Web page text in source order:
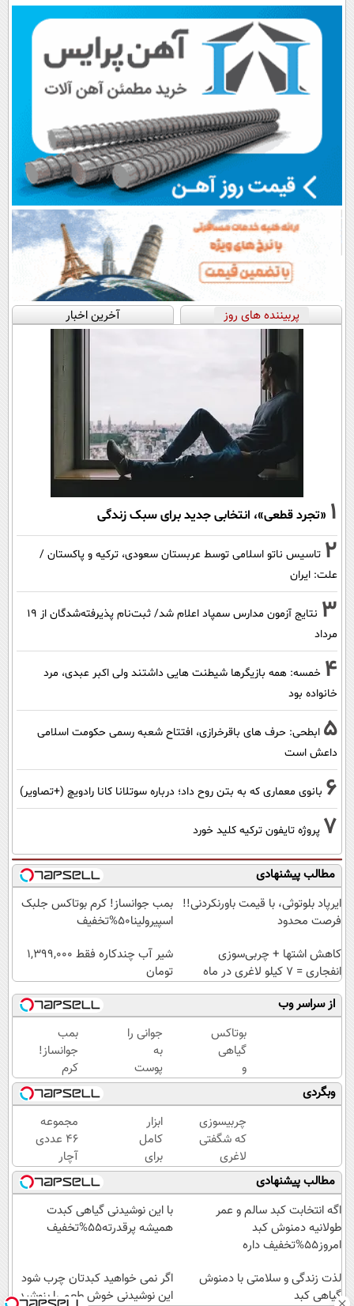
پرداخت قسطی
پربیننده های روز آخرین اخبار
1 «تجرد قطعی»، انتخابی جدید برای سبک زندگی
2 تاسیس ناتو اسلامی توسط عربستان سعودی، ترکیه و پاکستان /
علت: ایران
3
نتایج آزمون مدارس سمپاد اعلام شد/ ثبت‌نام پذیرفته‌شدگان از ۱۹
مرداد
4 خمسه: همه بازیگرها شیطنت هایی داشتند ولی اکبر عبدی، مرد
خانواده بود
5 ابطحی: حرف های باقرخرازی، افتتاح شعبه رسمی حکومت اسلامی
داعش است
6 بانوی معماری که به بتن روح داد؛ درباره سوتلانا کانا رادویچ (+تصاویر)
7 پروژه تایفون ترکیه کلید خورد
مطالب پیشنهادی
ایرپاد بلوتوثی، با قیمت باورنکردنی!!
فرصت محدود
بمب جوانساز! کرم بوتاکس جلبک
اسپیرولینا50%تخفیف
کاهش اشتها + چربی‌سوزی
انفجاری = ۷ کیلو لاغری در ماه
شیر آب چندکاره فقط 1,399,000
تومان
از سراسر وب
بوتاکس
گیاهی
و
خانگی
رسید!
جوانی را
به
پوست
خود
هدیه
دهید...
بمب
جوانساز!
کرم
بوتاکس
جلبک
اسپیرولینا50%تخفیف
وبگردی
چربیسوزی
که شگفتی
لاغری
آسان را
رقم زد!
ابزار
کامل
برای
اصلاح
مو و
صورت
(قیمت
نمیکنی!)
مجموعه
۴۶ عددی
آچار
بکس،
مخصوص
مردان
واقعی!!
فوق‌العاده)
مطالب پیشنهادی
اگه انتخابت کبد سالم و عمر
طولانیه دمنوش کبد
امروز55%تخفیف داره
با این نوشیدنی گیاهی کبدت
همیشه پرقدرته55%تخفیف
لذت زندگی و سلامتی با دمنوش
گیاهی کبد
اگر نمی خواهید کبدتان چرب شود
این نوشیدنی خوش طعم را بنوشید